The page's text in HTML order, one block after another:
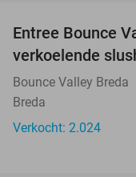
Entree Bounce
verkoelende
Bounce Valley Breda
Breda
Verkocht: 2.024